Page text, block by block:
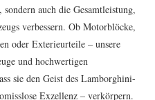
auch die Gesamtleistung,
verbessern. Ob Motorblöcke,
oder Exterieurteile – unsere
und hochwertigen
sie den Geist des Lamborghini-
Exzellenz – verkörpern.